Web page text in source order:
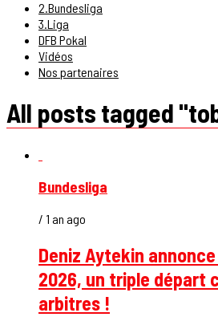
2.Bundesliga
3.Liga
DFB Pokal
Vidéos
Nos partenaires
All posts tagged
Bundesliga
/ 1 an ago
Deniz Aytekin
2026, un triple départ
arbitres !